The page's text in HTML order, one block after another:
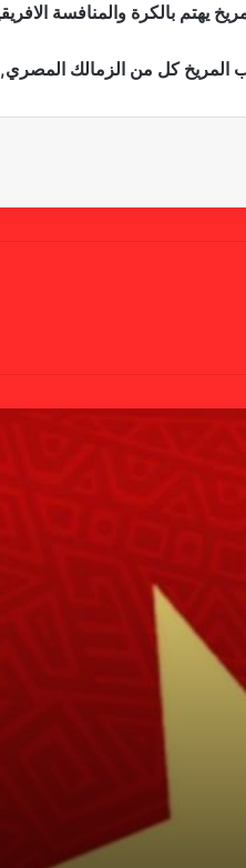
يهتم بالكرة والمنافسة
كل من الزمالك المصري,